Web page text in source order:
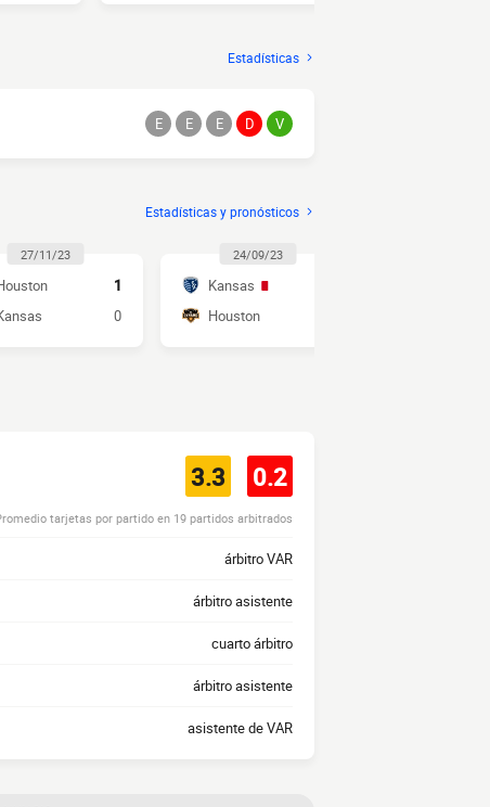
Estadísticas
E E E D V
Estadísticas y pronósticos
27/11/23
1
0
24/09/23
Kansas
Houston
3.3 0.2
tarjetas por partido en 19 partidos arbitrados
árbitro VAR
árbitro asistente
cuarto árbitro
árbitro asistente
asistente de VAR